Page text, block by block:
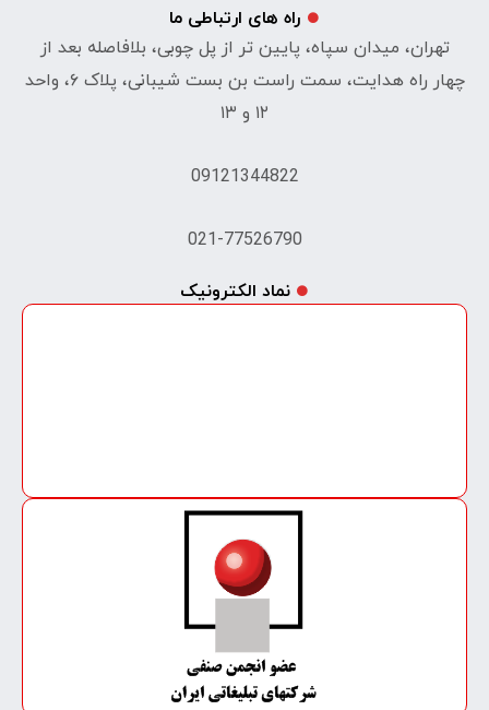
راه های ارتباطی ما
تهران، میدان سپاه، پایین تر از پل چوبی، بلافاصله بعد از
چهار راه هدایت، سمت راست بن بست شیبانی، پلاک ۶، واحد
۱۲ و ۱۳
09121344822
021-77526790
نماد الکترونیک